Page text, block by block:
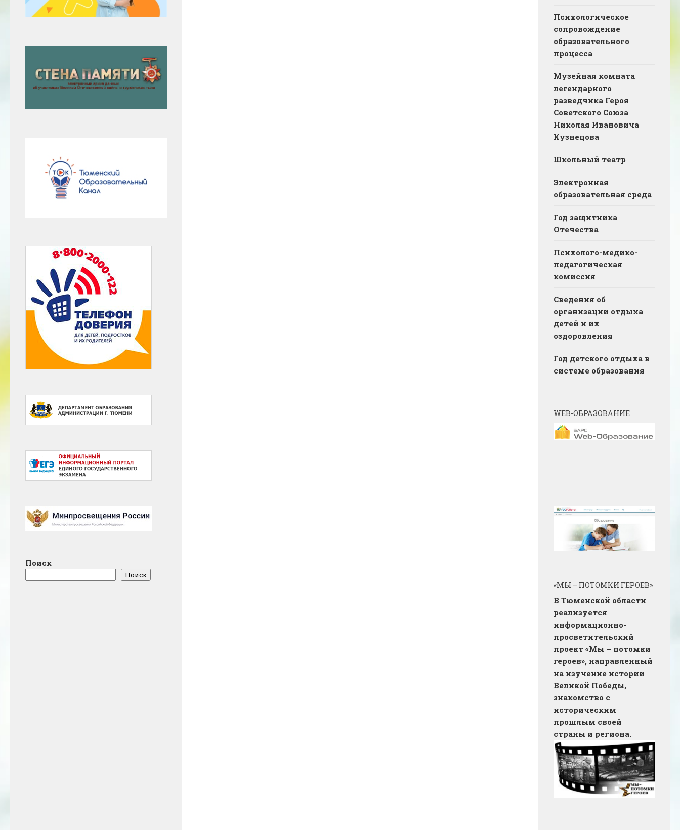
Поиск
Поиск
Психологическое
сопровождение
образовательного
процесса
Музейная комната
легендарного
разведчика Героя
Советского Союза
Николая Ивановича
Кузнецова
Школьный театр
Электронная
образовательная среда
Год защитника
Отечества
Психолого-медико-
педагогическая
комиссия
Сведения об
организации отдыха
детей и их
оздоровления
Год детского отдыха в
системе образования
WEB-ОБРАЗОВАНИЕ
«МЫ – ПОТОМКИ ГЕРОЕВ»
В Тюменской области
реализуется
информационно-
просветительский
проект «Мы – потомки
героев», направленный
на изучение истории
Великой Победы,
знакомство с
историческим
прошлым своей
страны и региона.